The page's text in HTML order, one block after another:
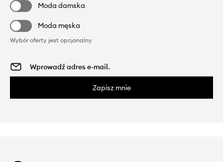
Moda damska
Moda męska
Wybór oferty jest opcjonalny
Zapisz mnie